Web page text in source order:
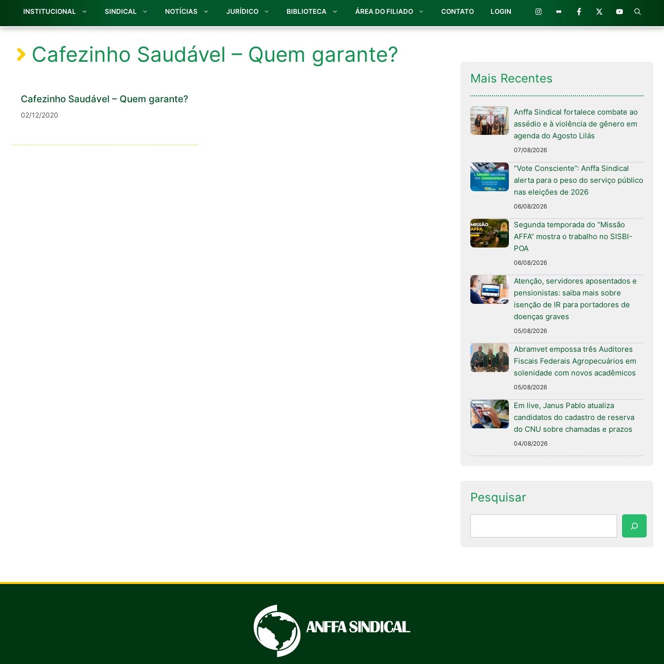
INSTITUCIONAL SINDICAL NOTÍCIAS JURÍDICO BIBLIOTECA ÁREA DO FILIADO CONTATO LOGIN
Cafezinho Saudável – Quem garante?
Cafezinho Saudável – Quem garante?
02/12/2020
Mais Recentes
Anffa Sindical fortalece combate ao
assédio e à violência de gênero em
agenda do Agosto Lilás
07/08/2026
“Vote Consciente”: Anffa Sindical
alerta para o peso do serviço público
nas eleições de 2026
06/08/2026
Segunda temporada do “Missão
AFFA” mostra o trabalho no SISBI-
POA
06/08/2026
Atenção, servidores aposentados e
pensionistas: saiba mais sobre
isenção de IR para portadores de
doenças graves
05/08/2026
Abramvet empossa três Auditores
Fiscais Federais Agropecuários em
solenidade com novos acadêmicos
05/08/2026
Em live, Janus Pablo atualiza
candidatos do cadastro de reserva
do CNU sobre chamadas e prazos
04/08/2026
Pesquisar